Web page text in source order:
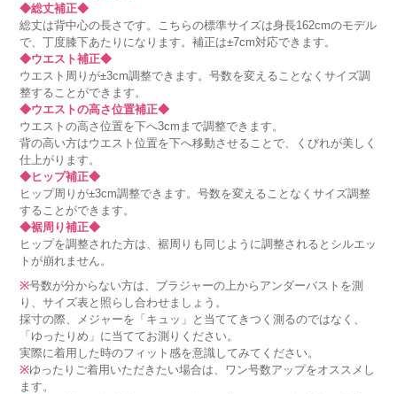
◆総丈補正◆
総丈は背中心の長さです。こちらの標準サイズは身長162cmのモデル
で、丁度膝下あたりになります。補正は±7cm対応できます。
◆ウエスト補正◆
ウエスト周りが±3cm調整できます。号数を変えることなくサイズ調
整することができます。
◆ウエストの高さ位置補正◆
ウエストの高さ位置を下へ3cmまで調整できます。
背の高い方はウエスト位置を下へ移動させることで、くびれが美しく
仕上がります。
◆ヒップ補正◆
ヒップ周りが±3cm調整できます。号数を変えることなくサイズ調整
することができます。
◆裾周り補正◆
ヒップを調整された方は、裾周りも同じように調整されるとシルエッ
トが崩れません。
※号数が分からない方は、ブラジャーの上からアンダーバストを測
り、サイズ表と照らし合わせましょう。
採寸の際、メジャーを「キュッ」と当ててきつく測るのではなく、
「ゆったりめ」に当ててお測りください。
実際に着用した時のフィット感を意識してみてください。
※ゆったりご着用いただきたい場合は、ワン号数アップをオススメし
ます。